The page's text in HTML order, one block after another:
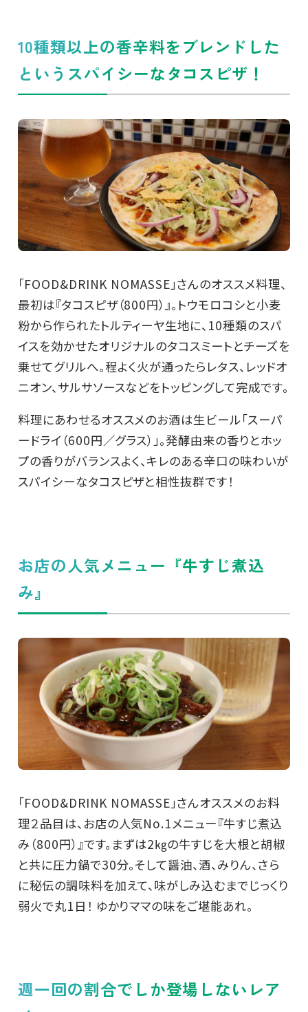
10種類以上の香辛料をブレンドした
というスパイシーなタコスピザ！
「FOOD&DRINK NOMASSE」さんのオススメ料理、
最初は『タコスピザ（800円）』。トウモロコシと小麦
粉から作られたトルティーヤ生地に、10種類のスパ
イスを効かせたオリジナルのタコスミートとチーズを
乗せてグリルへ。程よく火が通ったらレタス、レッドオ
ニオン、サルサソースなどをトッピングして完成です。
料理にあわせるオススメのお酒は生ビール「スーパ
ードライ（600円／グラス）」。発酵由来の香りとホッ
プの香りがバランスよく、キレのある辛口の味わいが
スパイシーなタコスピザと相性抜群です！
お店の人気メニュー『牛すじ煮込
み』
「FOOD&DRINK NOMASSE」さんオススメのお料
理２品目は、お店の人気No.1メニュー『牛すじ煮込
み（800円）』です。まずは2㎏の牛すじを大根と胡椒
と共に圧力鍋で30分。そして醤油、酒、みりん、さら
に秘伝の調味料を加えて、味がしみ込むまでじっくり
弱火で丸1日！ ゆかりママの味をご堪能あれ。
週一回の割合でしか登場しないレア